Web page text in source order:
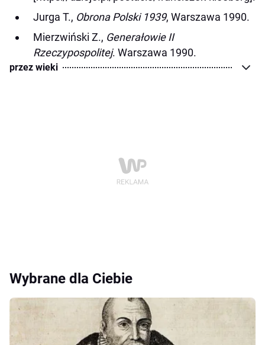
Jurga T., Obrona Polski 1939, Warszawa 1990.
Mierzwiński Z., Generałowie II
Rzeczypospolitej. Warszawa 1990.
przez wieki
Wybrane dla Ciebie